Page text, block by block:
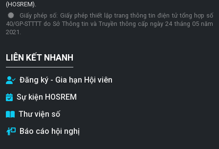
(HOSREM).
Giấy phép số: Giấy phép thiết lập trang thông tin điện tử tổng hợp số
40/GP-STTTT do Sở Thông tin và Truyền thông cấp ngày 24 tháng 05 năm
2021.
LIÊN KẾT NHANH
Đăng ký - Gia hạn Hội viên
Sự kiện HOSREM
Thư viện số
Báo cáo hội nghị